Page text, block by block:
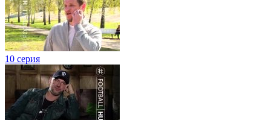
10 серия